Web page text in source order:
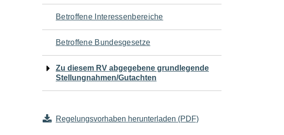
den
Seiteninhalt
Betroffene Interessenbereiche
Betroffene Bundesgesetze
Zu diesem RV abgegebene grundlegende
Stellungnahmen/Gutachten
Regelungsvorhaben herunterladen (PDF)